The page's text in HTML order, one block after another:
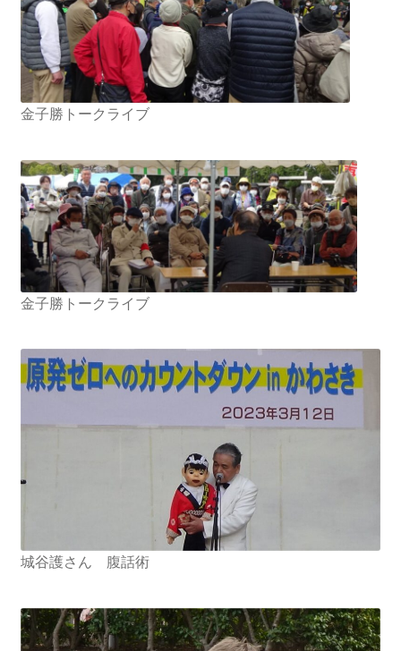
2022.8.9 福島第一原発 汚染水海洋放出トンネル工事
着工
2022.12.25美浜原発 運転停止認めず 稼働４０年
2023.1.19 東電旧経営陣、二審も無罪 民事裁判で認
めた「長期評価」を否定
原子力規制委員会「原発60年超運転」正式決定見送
り
「原発６０年超へ」閣議決定
2022.12.29 原発事故と甲状腺がん
2023.1.26 「脱原発」成長論
なぜ首都圏でガンが６０万人 増えているのか！？
金子勝トークライブ
金子勝トークライブ
城谷護さん 腹話術